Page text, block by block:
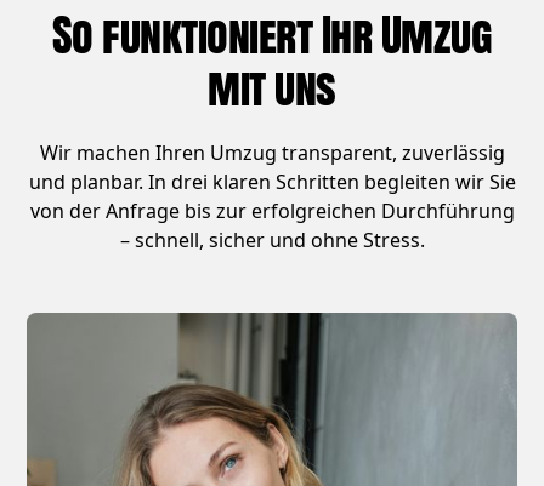
So funktioniert Ihr Umzug
mit uns
Wir machen Ihren Umzug transparent, zuverlässig
und planbar. In drei klaren Schritten begleiten wir Sie
von der Anfrage bis zur erfolgreichen Durchführung
– schnell, sicher und ohne Stress.